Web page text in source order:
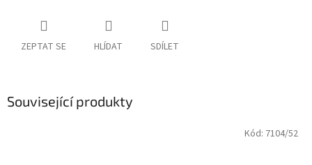
ZEPTAT SE HLÍDAT SDÍLET
Související produkty
Kód: 7104/52